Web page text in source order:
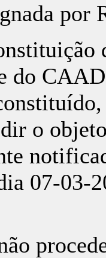
por
do
o
07-03-